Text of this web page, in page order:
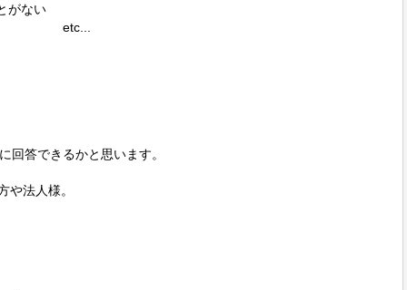
がない
回答できるかと思います。
や法人様。